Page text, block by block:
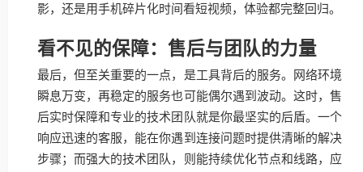
影，还是用手机碎片化时间看短视频，体验都完整回归。
看不见的保障：售后与团队的力量
最后，但至关重要的一点，是工具背后的服务。网络环境
瞬息万变，再稳定的服务也可能偶尔遇到波动。这时，售
后实时保障和专业的技术团队就是你最坚实的后盾。一个
响应迅速的客服，能在你遇到连接问题时提供清晰的解决
步骤；而强大的技术团队，则能持续优化节点和线路，应